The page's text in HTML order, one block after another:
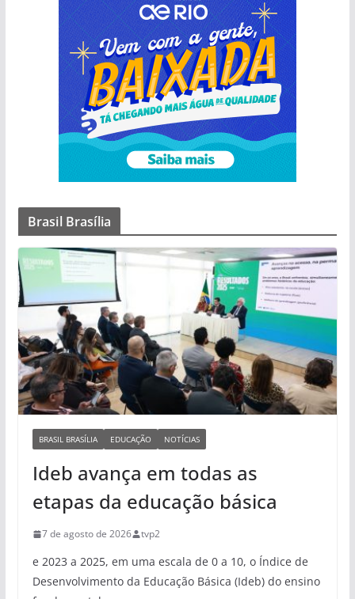
Brasil Brasília
BRASIL BRASÍLIA EDUCAÇÃO NOTÍCIAS
Ideb avança em todas as
etapas da educação básica
7 de agosto de 2026 tvp2
e 2023 a 2025, em uma escala de 0 a 10, o Índice de
Desenvolvimento da Educação Básica (Ideb) do ensino